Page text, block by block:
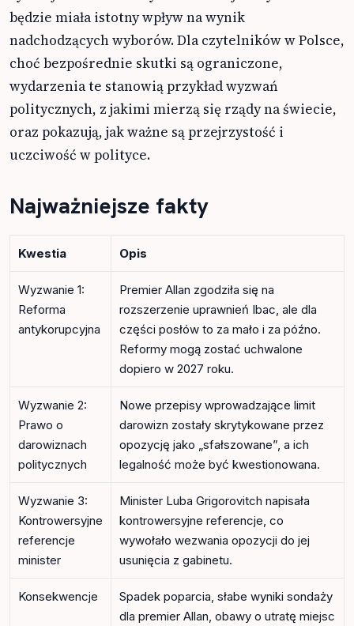
będzie miała istotny wpływ na wynik
nadchodzących wyborów. Dla czytelników w Polsce,
choć bezpośrednie skutki są ograniczone,
wydarzenia te stanowią przykład wyzwań
politycznych, z jakimi mierzą się rządy na świecie,
oraz pokazują, jak ważne są przejrzystość i
uczciwość w polityce.
Najważniejsze fakty
Kwestia Opis
Wyzwanie 1:
Reforma
antykorupcyjna
Premier Allan zgodziła się na
rozszerzenie uprawnień Ibac, ale dla
części posłów to za mało i za późno.
Reformy mogą zostać uchwalone
dopiero w 2027 roku.
Wyzwanie 2:
Prawo o
darowiznach
politycznych
Nowe przepisy wprowadzające limit
darowizn zostały skrytykowane przez
opozycję jako „sfałszowane”, a ich
legalność może być kwestionowana.
Wyzwanie 3:
Kontrowersyjne
referencje
minister
Minister Luba Grigorovitch napisała
kontrowersyjne referencje, co
wywołało wezwania opozycji do jej
usunięcia z gabinetu.
Konsekwencje
Spadek poparcia, słabe wyniki sondaży
dla premier Allan, obawy o utratę miejsc